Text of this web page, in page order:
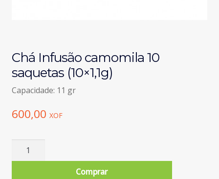
Chá Infusão camomila 10
saquetas (10×1,1g)
Capacidade: 11 gr
600,00 XOF
Quantidade
Comprar